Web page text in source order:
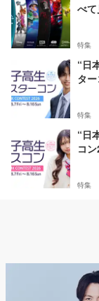
べて
特集
“日
タ
特集
“日
コ
特集